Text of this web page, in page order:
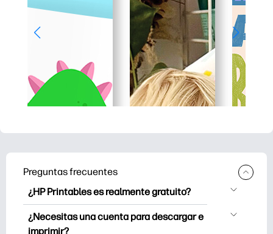
Preguntas frecuentes
¿HP Printables es realmente gratuito?
HP Printables ofrece más de 2500
imprimibles gratuitos para descargar e
¿Necesitas una cuenta para descargar e
imprimir?